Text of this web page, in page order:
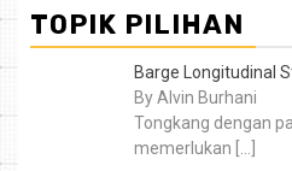
TOPIK PILIHAN
Barge Longitudinal
By Alvin Burhani
Tongkang dengan
memerlukan […]